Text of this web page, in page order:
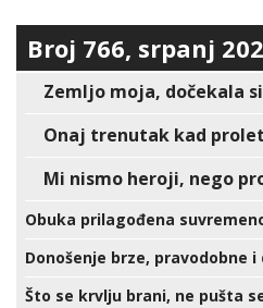
Broj 766, srpanj
Zemljo moja, dočekala
Onaj trenutak kad
Mi nismo heroji, nego
Obuka prilagođena
Donošenje brze, pravodobne
Što se krvlju brani, ne pušta